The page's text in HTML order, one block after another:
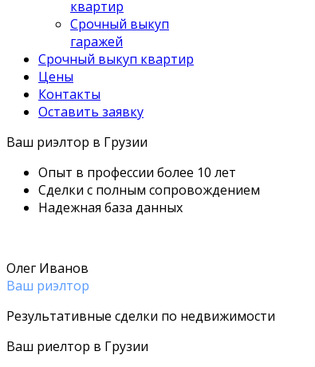
квартир
Срочный выкуп
гаражей
Срочный выкуп квартир
Цены
Контакты
Оставить заявку
Ваш риэлтор в Грузии
Опыт в профессии более 10 лет
Сделки с полным сопровождением
Надежная база данных
Олег Иванов
Ваш риэлтор
Результативные сделки по недвижимости
Ваш риелтор в Грузии